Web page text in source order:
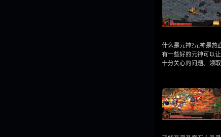
什么是元神?元神是热
有一些好的元神可以
十分关心的问题。领